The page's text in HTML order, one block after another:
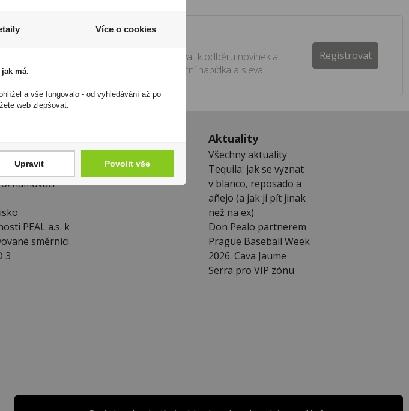
Zde se můžete registrovat k odběru novinek a
neunikne Vám žádná akční nabídka a sleva!
Registrovat
PEAL a.s. k
směrnici
3
Vína a sekty
Aktuality
Všechny aktuality
Tequila: jak se vyznat
v blanco, reposado a
añejo (a jak ji pít jinak
než na ex)
Don Pealo partnerem
Prague Baseball Week
2026. Cava Jaume
Serra pro VIP zónu
Více o cookies
má.
a vše fungovalo - od vyhledávání až po
web zlepšovat.
Upravit Povolit vše